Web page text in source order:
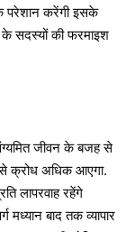
परेशान करेंगी इसके
के सदस्यों की फरमाइश
जीवन के बजह से
से क्रोध अधिक आएगा.
लापरवाह रहेंगे
मध्यान बाद तक व्यापार